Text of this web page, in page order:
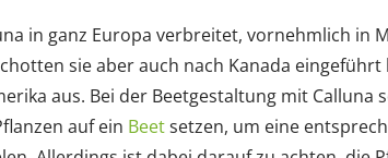
in ganz Europa verbreitet, vornehmlich in
sie aber auch nach Kanada
aus. Bei der Beetgestaltung mit Calluna
auf ein Beetsetzen, um eine